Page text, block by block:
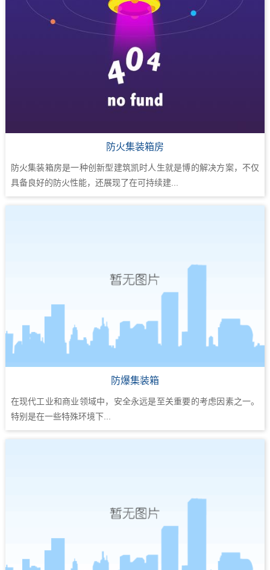
防火集装箱房
防火集装箱房是一种创新型建筑凯时人生就是博的解决方案，不仅
具备良好的防火性能，还展现了在可持续建...
防爆集装箱
在现代工业和商业领域中，安全永远是至关重要的考虑因素之一。
特别是在一些特殊环境下...